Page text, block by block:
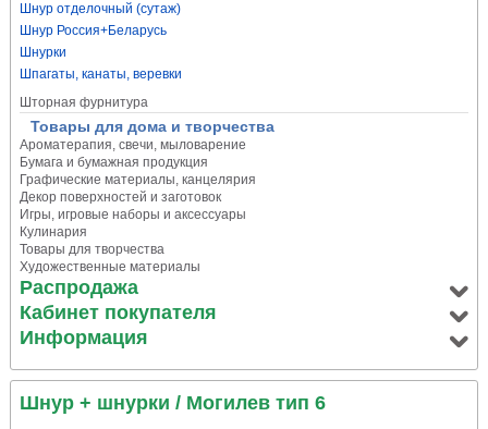
Шнур отделочный (сутаж)
Шнур Россия+Беларусь
Шнурки
Шпагаты, канаты, веревки
Шторная фурнитура
Товары для дома и творчества
Ароматерапия, свечи, мыловарение
Бумага и бумажная продукция
Графические материалы, канцелярия
Декор поверхностей и заготовок
Игры, игровые наборы и аксессуары
Кулинария
Товары для творчества
Художественные материалы
Распродажа
Кабинет покупателя
Информация
Шнур + шнурки / Могилев тип 6